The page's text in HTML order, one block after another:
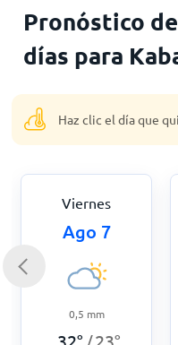
Pronóstico
días para
Haz clic el día que
Viernes
Ago 7
0,5 mm